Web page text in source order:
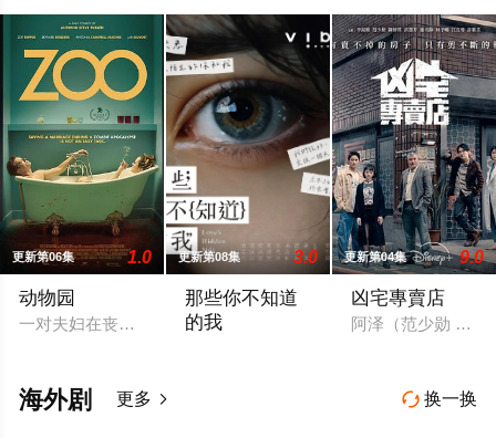
更新第06集 1.0
动物园
一对夫妇在丧尸末日试图挽救他们的婚姻。
更新第08集 3.0
那些你不知道
的我
更新第04集 9.0
凶宅專賣店
阿泽（范少勋 饰
 换一换
海外剧 更多 